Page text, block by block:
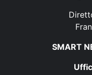
SMART